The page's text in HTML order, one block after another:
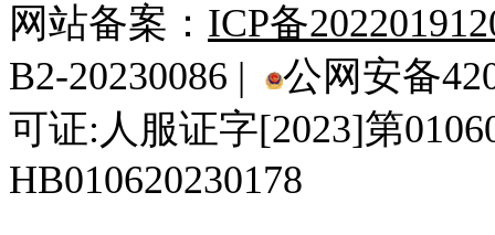
网站备案： ICP备
B2-20230086 |
公网安备
可证:人服证字[2023]第
HB010620230178